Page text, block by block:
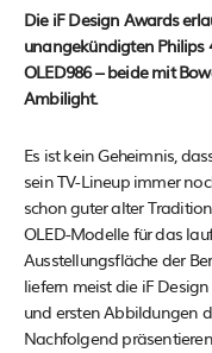
Die iF Design Awards
unangekündigten Philips
OLED986 – beide mit
Ambilight.
Es ist kein Geheimnis,
sein TV-Lineup immer
schon guter alter
OLED-Modelle für das
Ausstellungsfläche der
liefern meist die iF
und ersten Abbildungen
Nachfolgend